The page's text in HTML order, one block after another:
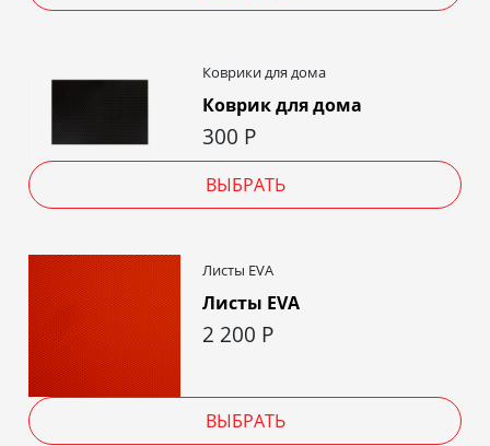
Коврики для дома
Коврик для дома
300 Р
ВЫБРАТЬ
Листы EVA
Листы EVA
2 200 Р
ВЫБРАТЬ